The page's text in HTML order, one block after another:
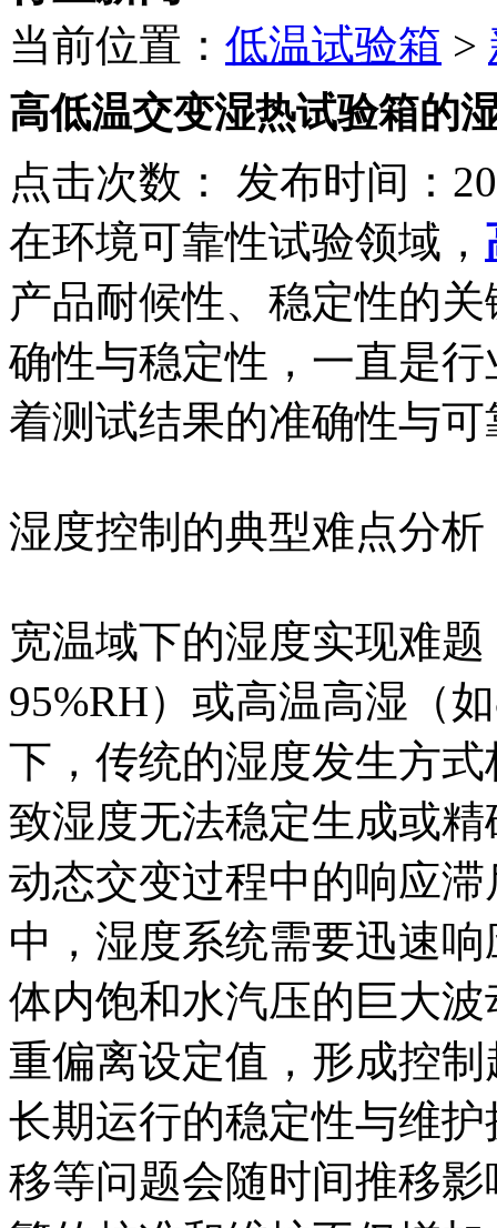
当前位置： 低温试验箱 >
高低温交变湿热试验箱的
点击次数：
发布时间：
在环境可靠性试验领域，
产品耐候性、稳定性的
确性与稳定性，一直是
着测试结果的准确性与可
湿度控制的典型难点分析
宽温域下的湿度实现难
95%RH）或高温高湿（
下，传统的湿度发生方
致湿度无法稳定生成或
动态交变过程中的响应
中，湿度系统需要迅速
体内饱和水汽压的巨大
重偏离设定值，形成控
长期运行的稳定性与维
移等问题会随时间推移